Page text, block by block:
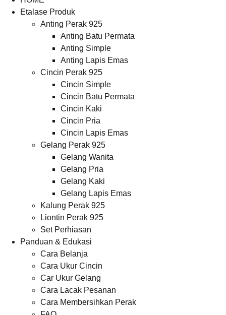
Etalase Produk
Anting Perak 925
Anting Batu Permata
Anting Simple
Anting Lapis Emas
Cincin Perak 925
Cincin Simple
Cincin Batu Permata
Cincin Kaki
Cincin Pria
Cincin Lapis Emas
Gelang Perak 925
Gelang Wanita
Gelang Pria
Gelang Kaki
Gelang Lapis Emas
Kalung Perak 925
Liontin Perak 925
Set Perhiasan
Panduan & Edukasi
Cara Belanja
Cara Ukur Cincin
Car Ukur Gelang
Cara Lacak Pesanan
Cara Membersihkan Perak